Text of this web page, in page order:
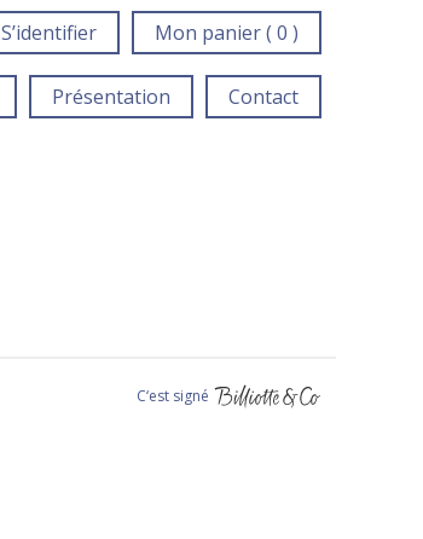
S’identifier Mon panier ( 0 )
Présentation Contact
C‘est signé